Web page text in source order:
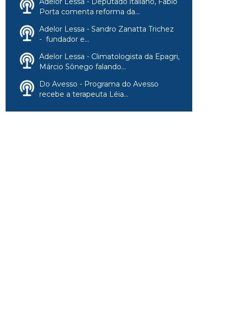
Porta comenta reforma da...
Adelor Lessa - Sandro Zanatta Trichez
- fundador e...
Adelor Lessa - Climatologista da Epagri,
Márcio Sônego falando...
Do Avesso - Programa do Avesso
recebe a terapeuta Léia...